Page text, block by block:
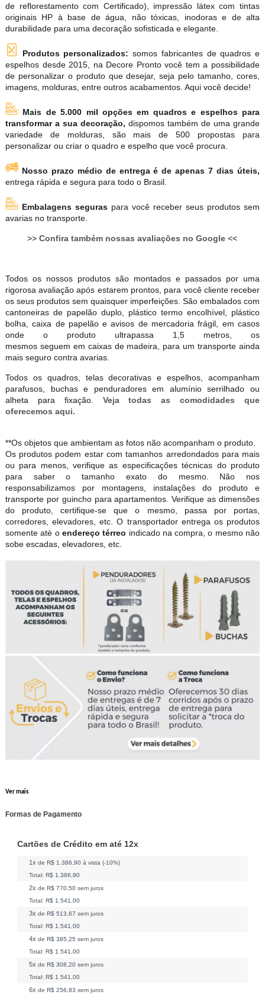
de reflorestamento com Certificado), impressão látex com tintas
originais HP à base de água, não tóxicas, inodoras e de alta
durabilidade para uma decoração sofisticada e elegante.
Produtos personalizados: somos fabricantes de quadros e
espelhos desde 2015, na Decore Pronto você tem a possibilidade
de personalizar o produto que desejar, seja pelo tamanho, cores,
imagens, molduras, entre outros acabamentos. Aqui você decide!
Mais de 5.000 mil opções em quadros e espelhos para
transformar a sua decoração, dispomos também de uma grande
variedade de molduras, são mais de 500 propostas para
personalizar ou criar o quadro e espelho que você procura.
Nosso prazo médio de entrega é de apenas 7 dias úteis,
entrega rápida e segura para todo o Brasil.
Embalagens seguras para você receber seus produtos sem
avarias no transporte.
>>Confira também nossas avaliações no Google <<
Todos os nossos produtos são montados e passados por uma
rigorosa avaliação após estarem prontos, para você cliente receber
os seus produtos sem quaisquer imperfeições. São embalados com
cantoneiras de papelão duplo, plástico termo encolhível, plástico
bolha, caixa de papelão e avisos de mercadoria frágil, em casos
onde o produto ultrapassa 1,5 metros, os
mesmos seguem em caixas de madeira, para um transporte ainda
mais seguro contra avarias.
Todos os quadros, telas decorativas e espelhos, acompanham
parafusos, buchas e penduradores em alumínio serrilhado ou
alheta para fixação. Veja todas as comodidades que
oferecemos aqui.
**Os objetos que ambientam as fotos não acompanham o produto.
Os produtos podem estar com tamanhos arredondados para mais
ou para menos, verifique as especificações técnicas do produto
para saber o tamanho exato do mesmo. Não nos
responsabilizamos por montagens, instalações do produto e
transporte por guincho para apartamentos. Verifique as dimensões
do produto, certifique-se que o mesmo, passa por portas,
corredores, elevadores, etc. O transportador entrega os produtos
somente até o endereço térreo indicado na compra, o mesmo não
sobe escadas, elevadores, etc.
Ver mais
Formas de Pagamento
Cartões de Crédito em até 12x
1x de R$ 1.386,90 à vista (-10%)
Total: R$ 1.386,90
2x de R$ 770,50 sem juros
Total: R$ 1.541,00
3x de R$ 513,67 sem juros
Total: R$ 1.541,00
4x de R$ 385,25 sem juros
Total: R$ 1.541,00
5x de R$ 308,20 sem juros
Total: R$ 1.541,00
6x de R$ 256,83 sem juros